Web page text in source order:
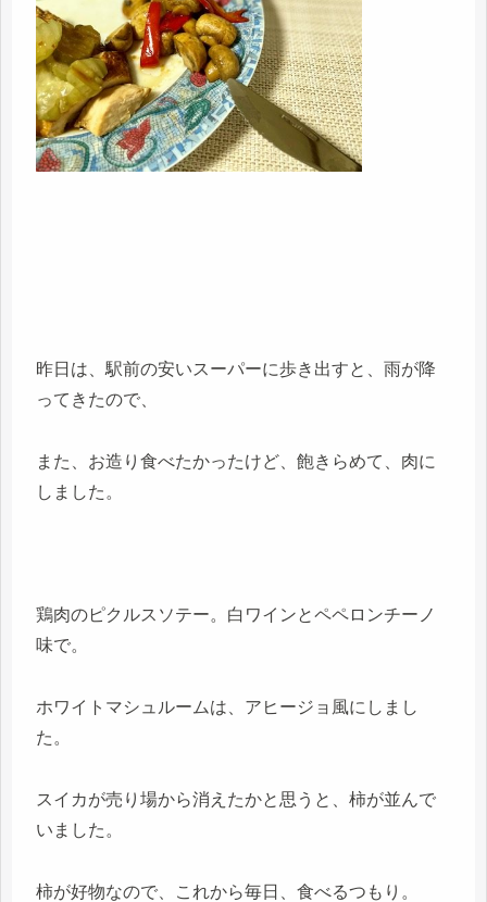
昨日は、駅前の安いスーパーに歩き出すと、雨が降
ってきたので、
また、お造り食べたかったけど、飽きらめて、肉に
しました。
鶏肉のピクルスソテー。白ワインとペペロンチーノ
味で。
ホワイトマシュルームは、アヒージョ風にしまし
た。
スイカが売り場から消えたかと思うと、柿が並んで
いました。
柿が好物なので、これから毎日、食べるつもり。